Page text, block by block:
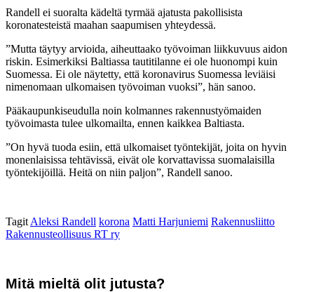
Randell ei suoralta kädeltä tyrmää ajatusta pakollisista
koronatesteistä maahan saapumisen yhteydessä.
”Mutta täytyy arvioida, aiheuttaako työvoiman liikkuvuus aidon
riskin. Esimerkiksi Baltiassa tautitilanne ei ole huonompi kuin
Suomessa. Ei ole näytetty, että koronavirus Suomessa leviäisi
nimenomaan ulkomaisen työvoiman vuoksi”, hän sanoo.
Pääkaupunkiseudulla noin kolmannes rakennustyömaiden
työvoimasta tulee ulkomailta, ennen kaikkea Baltiasta.
”On hyvä tuoda esiin, että ulkomaiset työntekijät, joita on hyvin
monenlaisissa tehtävissä, eivät ole korvattavissa suomalaisilla
työntekijöillä. Heitä on niin paljon”, Randell sanoo.
Tagit Aleksi Randell korona Matti Harjuniemi Rakennusliitto
Rakennusteollisuus RT ry
Mitä mieltä olit jutusta?